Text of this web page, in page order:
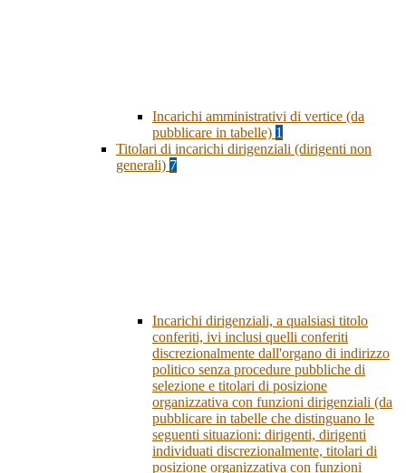
Incarichi amministrativi di vertice (da
pubblicare in tabelle) 1
Titolari di incarichi dirigenziali (dirigenti non
generali) 7
Incarichi dirigenziali, a qualsiasi titolo
conferiti, ivi inclusi quelli conferiti
discrezionalmente dall'organo di indirizzo
politico senza procedure pubbliche di
selezione e titolari di posizione
organizzativa con funzioni dirigenziali (da
pubblicare in tabelle che distinguano le
seguenti situazioni: dirigenti, dirigenti
individuati discrezionalmente, titolari di
posizione organizzativa con funzioni